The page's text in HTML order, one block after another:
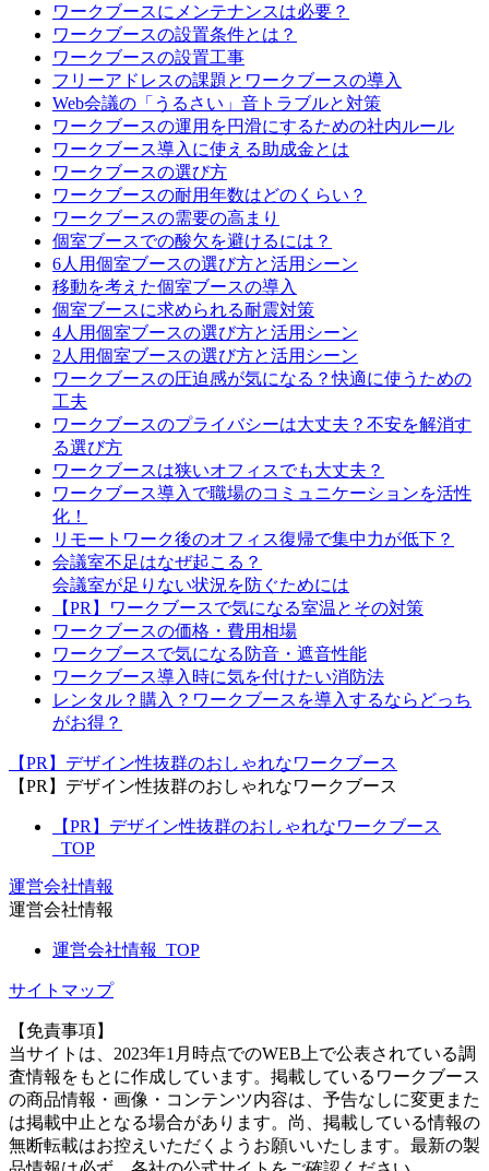
ワークブースにメンテナンスは必要？
ワークブースの設置条件とは？
ワークブースの設置工事
フリーアドレスの課題とワークブースの導入
Web会議の「うるさい」音トラブルと対策
ワークブースの運用を円滑にするための社内ルール
ワークブース導入に使える助成金とは
ワークブースの選び方
ワークブースの耐用年数はどのくらい？
ワークブースの需要の高まり
個室ブースでの酸欠を避けるには？
6人用個室ブースの選び方と活用シーン
移動を考えた個室ブースの導入
個室ブースに求められる耐震対策
4人用個室ブースの選び方と活用シーン
2人用個室ブースの選び方と活用シーン
ワークブースの圧迫感が気になる？快適に使うための
工夫
ワークブースのプライバシーは大丈夫？不安を解消す
る選び方
ワークブースは狭いオフィスでも大丈夫？
ワークブース導入で職場のコミュニケーションを活性
化！
リモートワーク後のオフィス復帰で集中力が低下？
会議室不足はなぜ起こる？
会議室が足りない状況を防ぐためには
【PR】ワークブースで気になる室温とその対策
ワークブースの価格・費用相場
ワークブースで気になる防音・遮音性能
ワークブース導入時に気を付けたい消防法
レンタル？購入？ワークブースを導入するならどっち
がお得？
【PR】デザイン性抜群のおしゃれなワークブース
【PR】デザイン性抜群のおしゃれなワークブース
【PR】デザイン性抜群のおしゃれなワークブース
_TOP
運営会社情報
運営会社情報
運営会社情報_TOP
サイトマップ
【免責事項】
当サイトは、2023年1月時点でのWEB上で公表されている調
査情報をもとに作成しています。掲載しているワークブース
の商品情報・画像・コンテンツ内容は、予告なしに変更また
は掲載中止となる場合があります。尚、掲載している情報の
無断転載はお控えいただくようお願いいたします。最新の製